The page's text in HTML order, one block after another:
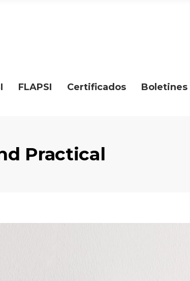
FLAPSI Certificados Boletines
Practical